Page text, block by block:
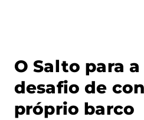
O Salto para
desafio de
próprio barco